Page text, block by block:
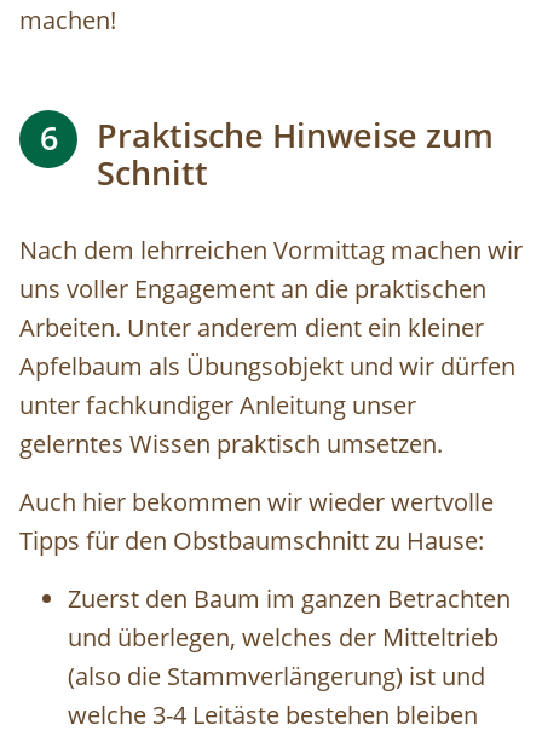
machen!
6
Praktische Hinweise zum
Schnitt
Nach dem lehrreichen Vormittag machen wir
uns voller Engagement an die praktischen
Arbeiten. Unter anderem dient ein kleiner
Apfelbaum als Übungsobjekt und wir dürfen
unter fachkundiger Anleitung unser
gelerntes Wissen praktisch umsetzen.
Auch hier bekommen wir wieder wertvolle
Tipps für den Obstbaumschnitt zu Hause:
Zuerst den Baum im ganzen Betrachten
und überlegen, welches der Mitteltrieb
(also die Stammverlängerung) ist und
welche 3-4 Leitäste bestehen bleiben